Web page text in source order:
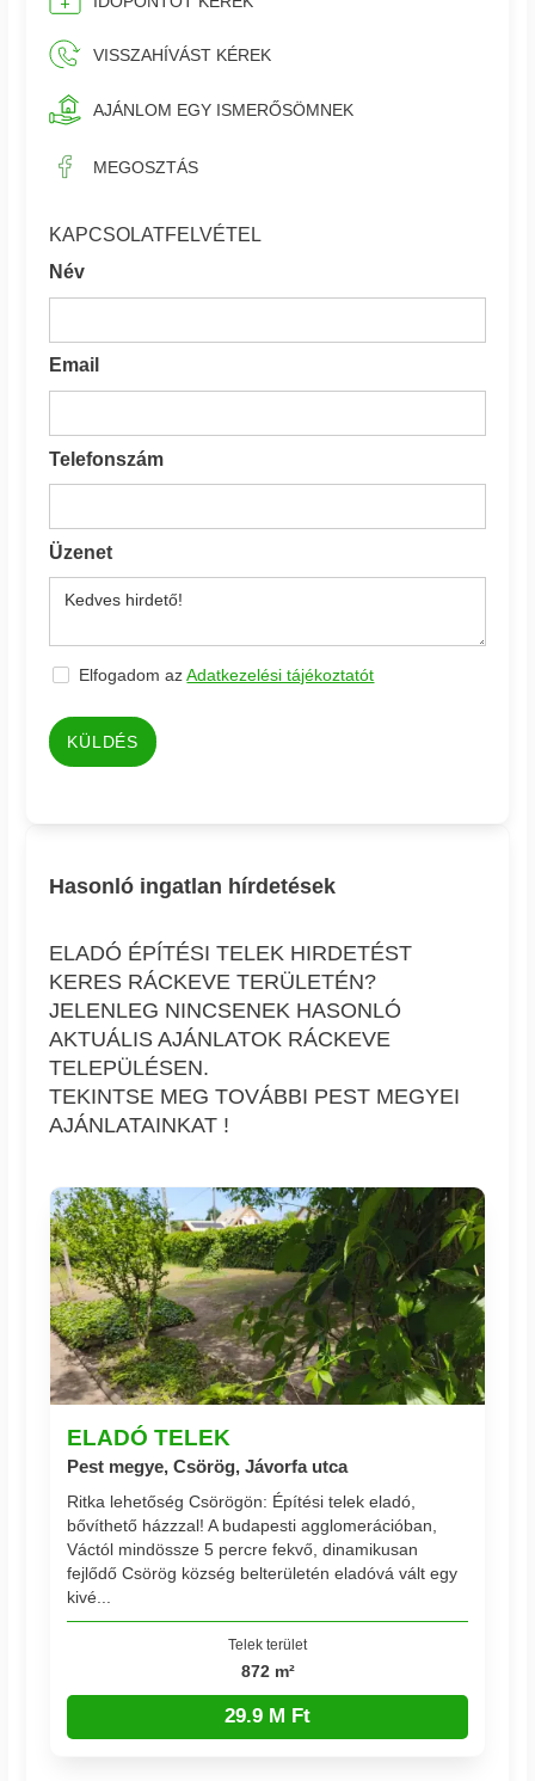
VISSZAHÍVÁST KÉREK
AJÁNLOM EGY ISMERŐSÖMNEK
MEGOSZTÁS
KAPCSOLATFELVÉTEL
Név
Email
Telefonszám
Üzenet
Elfogadom azAdatkezelési tájékoztatót
KÜLDÉS
Hasonló ingatlan hírdetések
ELADÓ ÉPÍTÉSI TELEK HIRDETÉST
KERES RÁCKEVE TERÜLETÉN?
JELENLEG NINCSENEK HASONLÓ
AKTUÁLIS AJÁNLATOK RÁCKEVE
TELEPÜLÉSEN.
TEKINTSE MEG TOVÁBBI PEST MEGYEI
AJÁNLATAINKAT !
ELADÓ TELEK
Pest megye, Csörög, Jávorfa utca
Ritka lehetőség Csörögön: Építési telek eladó,
bővíthető házzzal! A budapesti agglomerációban,
Váctól mindössze 5 percre fekvő, dinamikusan
fejlődő Csörög község belterületén eladóvá vált egy
kivé...
Telek terület
872 m²
29.9 M Ft